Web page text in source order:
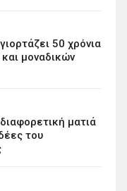
50 χρόνια
μοναδικών
ματιά
του